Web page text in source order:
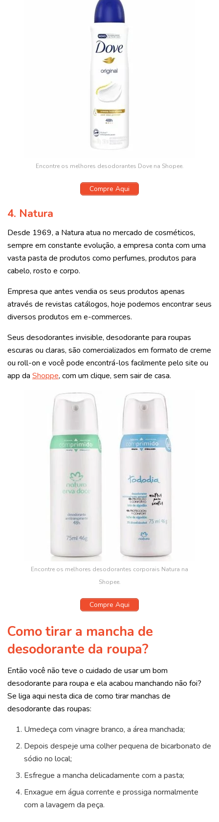
Encontre os melhores desodorantes Dove na Shopee.
Compre Aqui
4. Natura
Desde 1969, a Natura atua no mercado de cosméticos,
sempre em constante evolução, a empresa conta com uma
vasta pasta de produtos como perfumes, produtos para
cabelo, rosto e corpo.
Empresa que antes vendia os seus produtos apenas
através de revistas catálogos, hoje podemos encontrar seus
diversos produtos em e-commerces.
Seus desodorantes invisible, desodorante para roupas
escuras ou claras, são comercializados em formato de creme
ou roll-on e você pode encontrá-los facilmente pelo site ou
app da Shoppe, com um clique, sem sair de casa.
Encontre os melhores desodorantes corporais Natura na
Shopee.
Compre Aqui
Como tirar a mancha de
desodorante da roupa?
Então você não teve o cuidado de usar um bom
desodorante para roupa e ela acabou manchando não foi?
Se liga aqui nesta dica de como tirar manchas de
desodorante das roupas:
Umedeça com vinagre branco, a área manchada;
Depois despeje uma colher pequena de bicarbonato de
sódio no local;
Esfregue a mancha delicadamente com a pasta;
Enxague em água corrente e prossiga normalmente
com a lavagem da peça.